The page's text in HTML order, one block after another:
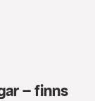
– finns